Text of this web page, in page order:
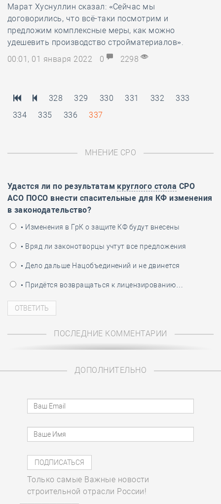
Марат Хуснуллин сказал: «Сейчас мы
договорились, что всё-таки посмотрим и
предложим комплексные меры, как можно
удешевить производство стройматериалов».
00:01, 01 января 2022
0 2298
328 329 330 331 332
333
334
335 336 337
МНЕНИЕ СРО
Удастся ли по результатам круглого стола СРО
АСО ПОСО внести спасительные для КФ изменения
в законодательство?
• Изменения в ГрК о защите КФ будут внесены
• Вряд ли законотворцы учтут все предложения
• Дело дальше Нацобъединений и не двинется
• Придётся возвращаться к лицензированию…
ПОСЛЕДНИЕ КОММЕНТАРИИ
ДОПОЛНИТЕЛЬНО
Только самые Важные новости
строительной отрасли России!